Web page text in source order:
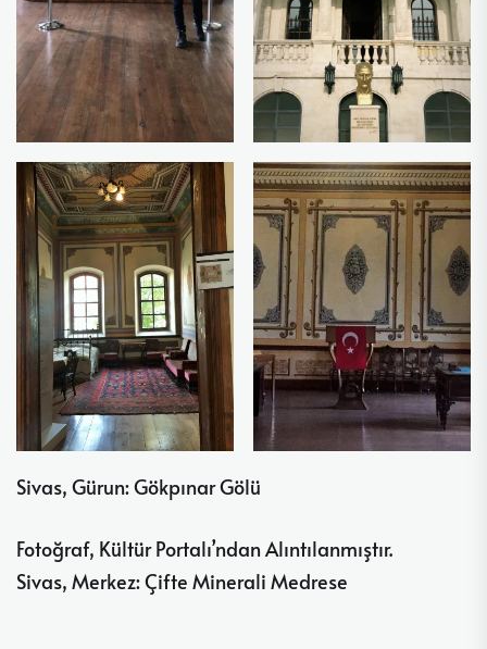
Sivas, Gürun: Gökpınar Gölü
Fotoğraf, Kültür Portalı’ndan Alıntılanmıştır.
Sivas, Merkez: Çifte Minerali Medrese